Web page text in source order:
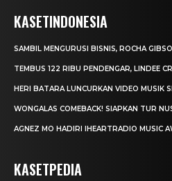
KASETINDONESIA
SAMBIL MENGURUSI BISNIS, ROCHA
TEMBUS 122 RIBU PENDENGAR, LINDEE
HERI BATARA LUNCURKAN VIDEO MUSIK
WONGALAS COMEBACK! SIAPKAN TUR
AGNEZ MO HADIRI IHEARTRADIO MUSIC
KASETPEDIA